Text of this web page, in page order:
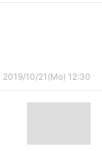
2019/10/21(Mo) 12:30